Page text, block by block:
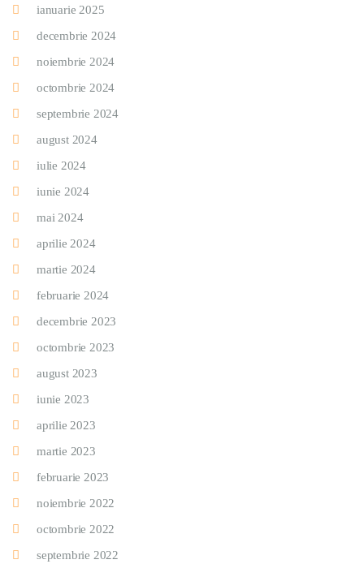
ianuarie 2025
decembrie 2024
noiembrie 2024
octombrie 2024
septembrie 2024
august 2024
iulie 2024
iunie 2024
mai 2024
aprilie 2024
martie 2024
februarie 2024
decembrie 2023
octombrie 2023
august 2023
iunie 2023
aprilie 2023
martie 2023
februarie 2023
noiembrie 2022
octombrie 2022
septembrie 2022